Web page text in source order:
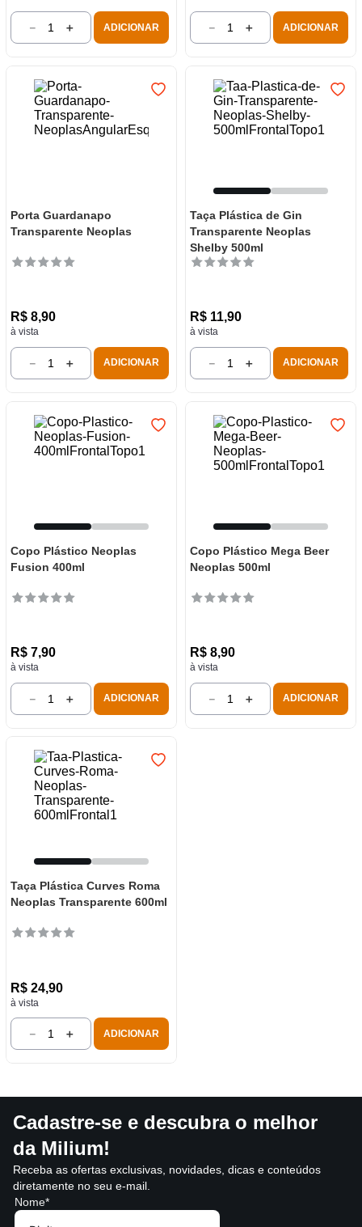
＋
－ ADICIONAR ＋
－ ADICIONAR
Porta Guardanapo
Transparente Neoplas
R$ 8,90
à vista
＋
－ ADICIONAR
Taça Plástica de Gin
Transparente Neoplas
Shelby 500ml
R$ 11,90
à vista
＋
－ ADICIONAR
Copo Plástico Neoplas
Fusion 400ml
R$ 7,90
à vista
＋
－ ADICIONAR
Copo Plástico Mega Beer
Neoplas 500ml
R$ 8,90
à vista
＋
－ ADICIONAR
Taça Plástica Curves Roma
Neoplas Transparente 600ml
R$ 24,90
à vista
＋
－ ADICIONAR
Cadastre-se e descubra o melhor
da Milium!
Receba as ofertas exclusivas, novidades, dicas e conteúdos
diretamente no seu e-mail.
Nome*